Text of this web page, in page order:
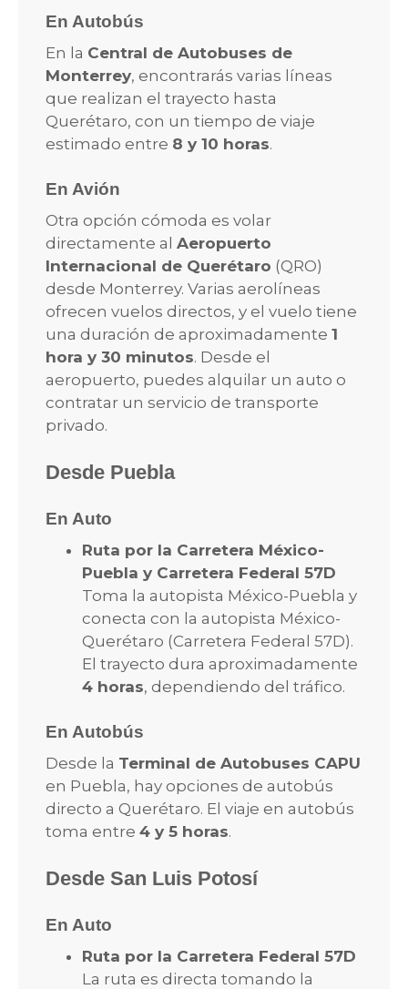
En Autobús
En la Central de Autobuses de
Monterrey, encontrarás varias líneas
que realizan el trayecto hasta
Querétaro, con un tiempo de viaje
estimado entre 8 y 10 horas.
En Avión
Otra opción cómoda es volar
directamente al Aeropuerto
Internacional de Querétaro (QRO)
desde Monterrey. Varias aerolíneas
ofrecen vuelos directos, y el vuelo tiene
una duración de aproximadamente 1
hora y 30 minutos. Desde el
aeropuerto, puedes alquilar un auto o
contratar un servicio de transporte
privado.
Desde Puebla
En Auto
Ruta por la Carretera México-
Puebla y Carretera Federal 57D
Toma la autopista México-Puebla y
conecta con la autopista México-
Querétaro (Carretera Federal 57D).
El trayecto dura aproximadamente
4 horas, dependiendo del tráfico.
En Autobús
Desde la Terminal de Autobuses CAPU
en Puebla, hay opciones de autobús
directo a Querétaro. El viaje en autobús
toma entre 4 y 5 horas.
Desde San Luis Potosí
En Auto
Ruta por la Carretera Federal 57D
La ruta es directa tomando la